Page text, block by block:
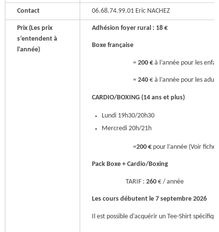
Contact 06.68.74.99.01 Eric NACHEZ
Prix (Les prix
s’entendent à
l’année)
Adhésion foyer rural : 18 €
Boxe française
= 200 € à l’année pour les
= 240 € à l’année pour les
CARDIO/BOXING (14 ans et plus)
Lundi 19h30/20h30
Mercredi 20h/21h
=200 € pour l’année (Voir
Pack Boxe + Cardio/Boxing
TARIF : 260 € / année
Les cours débutent le 7 septembre 2026
Il est possible d’acquérir un Tee-Shirt